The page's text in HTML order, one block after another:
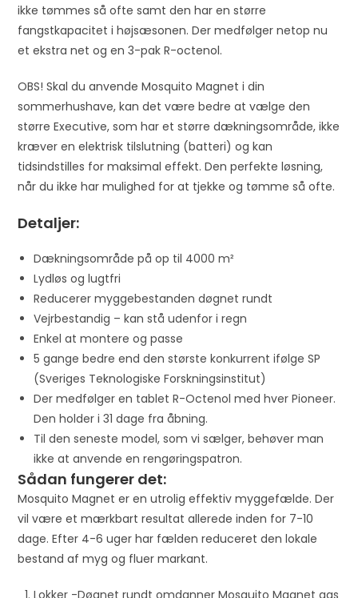
h
e
w
i
t
l
i
s
t
o
ikke tømmes så ofte samt den har en større
fangstkapacitet i højsæsonen. Der medfølger netop nu
et ekstra net og en 3-pak R-octenol.
OBS! Skal du anvende Mosquito Magnet i din
sommerhushave, kan det være bedre at vælge den
større Executive, som har et større dækningsområde, ikke
kræver en elektrisk tilslutning (batteri) og kan
tidsindstilles for maksimal effekt. Den perfekte løsning,
når du ikke har mulighed for at tjekke og tømme så ofte.
Detaljer:
Dækningsområde på op til 4000 m²
Lydløs og lugtfri
Reducerer myggebestanden døgnet rundt
Vejrbestandig – kan stå udenfor i regn
Enkel at montere og passe
5 gange bedre end den største konkurrent ifølge SP
(Sveriges Teknologiske Forskningsinstitut)
Der medfølger en tablet R-Octenol med hver Pioneer.
Den holder i 31 dage fra åbning.
Til den seneste model, som vi sælger, behøver man
ikke at anvende en rengøringspatron.
Sådan fungerer det:
Mosquito Magnet er en utrolig effektiv myggefælde. Der
vil være et mærkbart resultat allerede inden for 7-10
dage. Efter 4-6 uger har fælden reduceret den lokale
bestand af myg og fluer markant.